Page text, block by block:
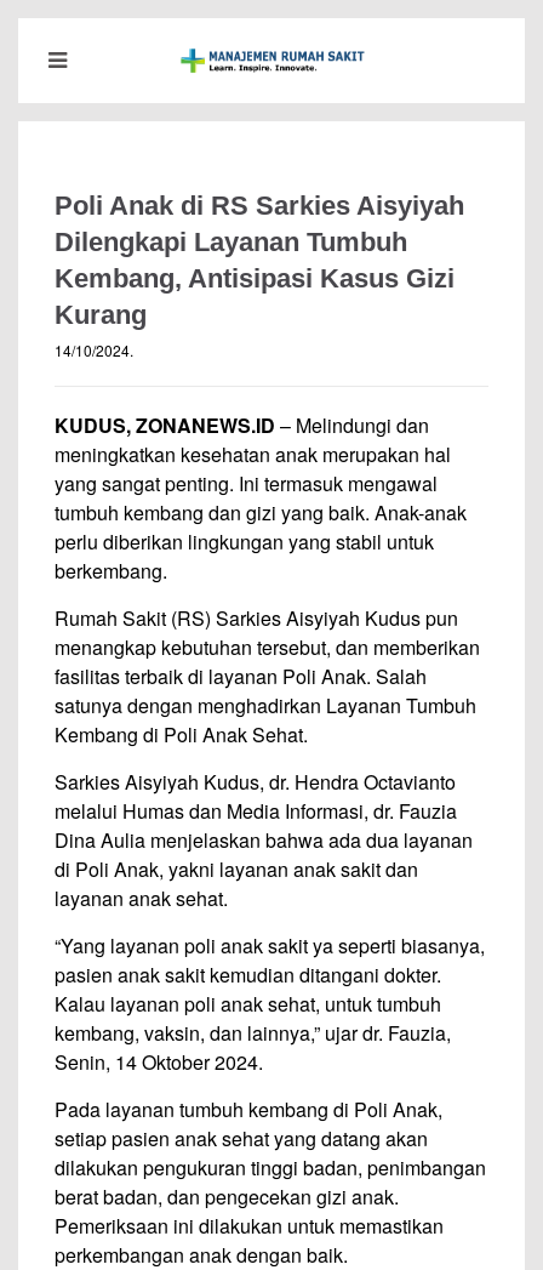
Poli Anak di RS Sarkies Aisyiyah
Dilengkapi Layanan Tumbuh
Kembang, Antisipasi Kasus Gizi
Kurang
14/10/2024.
KUDUS, ZONANEWS.ID – Melindungi dan
meningkatkan kesehatan anak merupakan hal
yang sangat penting. Ini termasuk mengawal
tumbuh kembang dan gizi yang baik. Anak-anak
perlu diberikan lingkungan yang stabil untuk
berkembang.
Rumah Sakit (RS) Sarkies Aisyiyah Kudus pun
menangkap kebutuhan tersebut, dan memberikan
fasilitas terbaik di layanan Poli Anak. Salah
satunya dengan menghadirkan Layanan Tumbuh
Kembang di Poli Anak Sehat.
Sarkies Aisyiyah Kudus, dr. Hendra Octavianto
melalui Humas dan Media Informasi, dr. Fauzia
Dina Aulia menjelaskan bahwa ada dua layanan
di Poli Anak, yakni layanan anak sakit dan
layanan anak sehat.
“Yang layanan poli anak sakit ya seperti biasanya,
pasien anak sakit kemudian ditangani dokter.
Kalau layanan poli anak sehat, untuk tumbuh
kembang, vaksin, dan lainnya,” ujar dr. Fauzia,
Senin, 14 Oktober 2024.
Pada layanan tumbuh kembang di Poli Anak,
setiap pasien anak sehat yang datang akan
dilakukan pengukuran tinggi badan, penimbangan
berat badan, dan pengecekan gizi anak.
Pemeriksaan ini dilakukan untuk memastikan
perkembangan anak dengan baik.